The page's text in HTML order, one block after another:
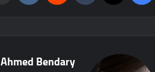
Ahmed Bendary